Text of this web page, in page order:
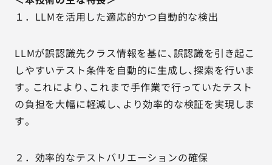
１．LLMを活用した適応的かつ自動的な検出
LLMが誤認識先クラス情報を基に、誤認識を引き起こ
しやすいテスト条件を自動的に生成し、探索を行いま
す。これにより、これまで手作業で行っていたテスト
の負担を大幅に軽減し、より効率的な検証を実現しま
す。
２．効率的なテストバリエーションの確保